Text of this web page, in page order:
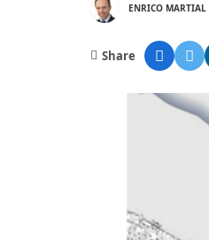
ENRICO MARTIAL
Share